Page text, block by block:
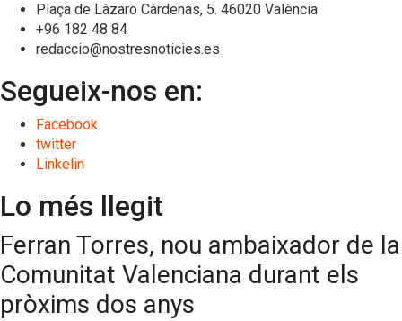
Plaça de Làzaro Càrdenas, 5. 46020 València
+96 182 48 84
redaccio@nostresnoticies.es
Segueix-nos en:
Facebook
twitter
Linkelin
Lo més llegit
Ferran Torres, nou ambaixador de la
Comunitat Valenciana durant els
pròxims dos anys